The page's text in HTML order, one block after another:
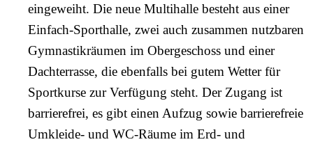
eingeweiht. Die neue Multihalle besteht aus einer
Einfach-Sporthalle, zwei auch zusammen nutzbaren
Gymnastikräumen im Obergeschoss und einer
Dachterrasse, die ebenfalls bei gutem Wetter für
Sportkurse zur Verfügung steht. Der Zugang ist
barrierefrei, es gibt einen Aufzug sowie barrierefreie
Umkleide- und WC-Räume im Erd- und